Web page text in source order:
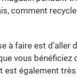
comment
à faire est d’aller
vous bénéficiez
est également